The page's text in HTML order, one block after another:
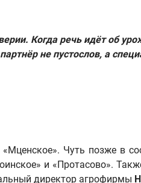
Когда речь идёт об
не пустослов, а
Чуть позже в
и «Протасово».
директор агрофирмы